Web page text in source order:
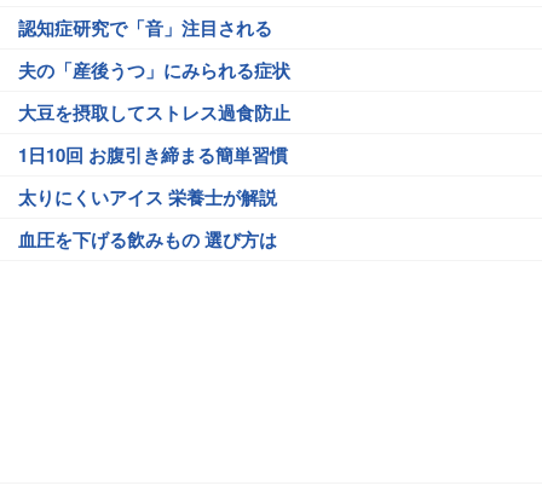
認知症研究で「音」注目される
夫の「産後うつ」にみられる症状
大豆を摂取してストレス過食防止
1日10回 お腹引き締まる簡単習慣
太りにくいアイス 栄養士が解説
血圧を下げる飲みもの 選び方は